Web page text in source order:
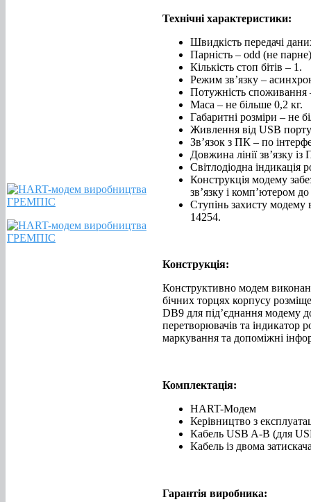
Технічні характеристики:
Швидкість передачі
Парність – odd (не парне)
Кількість стоп бітів – 1.
Режим зв’язку –
Потужність споживання
Маса – не більше 0,2 кг.
Габаритні розміри – не
Живлення від USB
Зв’язок з ПК – по
Довжина лінії зв’язку
Світлодіодна індикація
Конструкція модему
зв’язку і комп’ютером
Ступінь захисту
14254.
Конструкція:
Конструктивно модем
бічних торцях корпусу
DB9 для під’єднання модему
перетворювачів та індикатор
маркування та допоміжні
Комплектація:
HART-Модем
Керівництво з
Кабель USB A-B (для
Кабель із двома
Гарантія виробника: